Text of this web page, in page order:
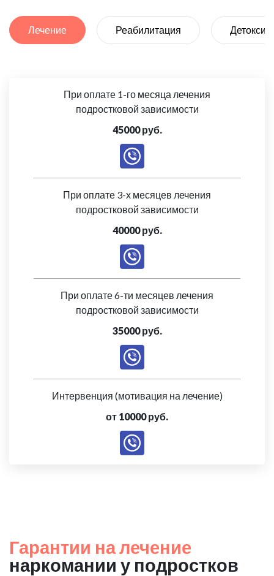
Лечение Реабилитация
При оплате 1-го месяца лечения
подростковой зависимости
45000 руб.
При оплате 3-х месяцев лечения
подростковой зависимости
40000 руб.
При оплате 6-ти месяцев лечения
подростковой зависимости
35000 руб.
Интервенция (мотивация на лечение)
от 10000 руб.
Гарантии на лечение
наркомании у подростков